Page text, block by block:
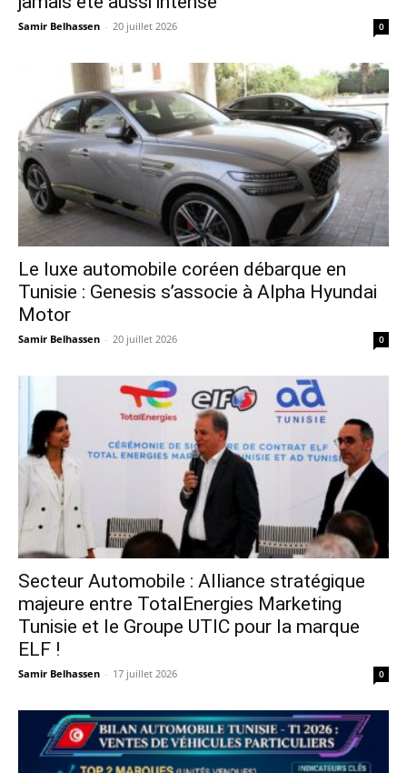
Samir Belhassen - 20 juillet 2026 0
Le luxe automobile coréen débarque en
Tunisie : Genesis s’associe à Alpha Hyundai
Motor
Samir Belhassen - 20 juillet 2026 0
Secteur Automobile : Alliance stratégique
majeure entre TotalEnergies Marketing
Tunisie et le Groupe UTIC pour la marque
ELF !
Samir Belhassen - 17 juillet 2026 0